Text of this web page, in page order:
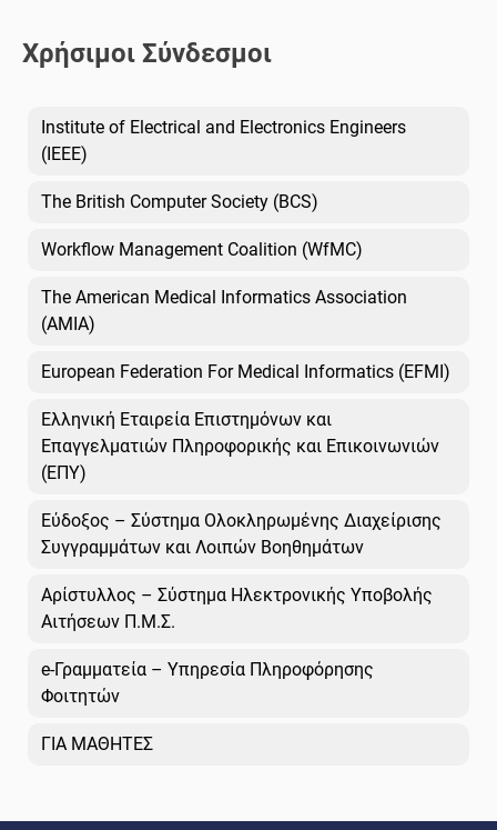
Χρήσιμοι Σύνδεσμοι
Institute of Electrical and Electronics Engineers
(IEEE)
The British Computer Society (BCS)
Workflow Management Coalition (WfMC)
The American Medical Informatics Association
(AMIA)
European Federation For Medical Informatics (EFMI)
Ελληνική Εταιρεία Επιστημόνων και
Επαγγελματιών Πληροφορικής και Επικοινωνιών
(ΕΠΥ)
Εύδοξος – Σύστημα Ολοκληρωμένης Διαχείρισης
Συγγραμμάτων και Λοιπών Βοηθημάτων
Αρίστυλλος – Σύστημα Ηλεκτρονικής Υποβολής
Αιτήσεων Π.Μ.Σ.
e-Γραμματεία – Υπηρεσία Πληροφόρησης
Φοιτητών
ΓΙΑ ΜΑΘΗΤΕΣ